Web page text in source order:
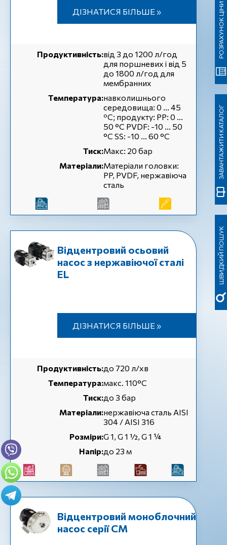
ДІЗНАТИСЯ БІЛЬШЕ »
Продуктивність:від 3 до 1200 л/год
для поршневих і від 5
до 1800 л/год для
мембранних
Температура:навколишнього
середовища: 0 ... 45
ºC; продукту: PP: 0 ...
50 °C PVDF: -10 ... 50
°C SS: -10 ... 60 °C
Тиск:Макс: 20 бар
Матеріали:Матеріали головки:
PP, PVDF, нержавіюча
сталь
Відцентровий осьовий
насос з нержавіючої сталі
EL
ДІЗНАТИСЯ БІЛЬШЕ »
Продуктивність:до 720 л/хв
Температура:макс. 110°C
Тиск:до 3 бар
Матеріали:нержавіюча сталь AISI
304 / AISI 316
Розміри:G 1, G 1 ½, G 1 ¼
Напір:до 23 м
Відцентровий моноблочний
насос серії СМ
ШВИДКИЙ ПОШУК
ЗАВАНТАЖИТИ КАТАЛОГ
РОЗРАХУНОК ЦІНИ